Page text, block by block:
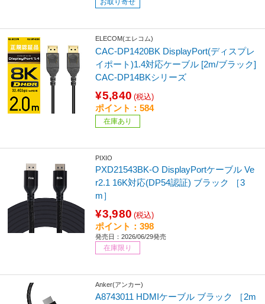
お取り寄せ
ELECOM(エレコム)
CAC-DP1420BK DisplayPort(ディスプレ
イポート)1.4対応ケーブル [2m/ブラック]
CAC-DP14BKシリーズ
¥5,840 (税込)
ポイント：584
在庫あり
PIXIO
PXD21543BK-O DisplayPortケーブル Ve
r2.1 16K対応(DP54認証) ブラック ［3
m］
¥3,980 (税込)
ポイント：398
発売日：2026/06/29発売
在庫限り
Anker(アンカー)
A8743011 HDMIケーブル ブラック ［2m